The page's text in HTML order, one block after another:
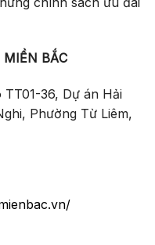
BẮC
TT01-36, Dự án Hải
Phường Từ Liêm,